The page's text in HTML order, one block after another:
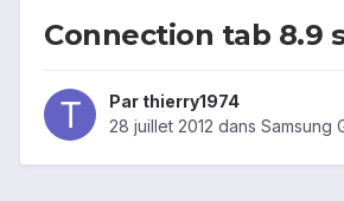
Connection tab 8.9
Par thierry1974
28 juillet 2012 dans Samsung